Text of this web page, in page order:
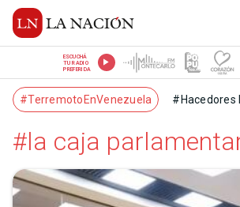
ESCUCHÁ
TU RADIO
PREFERIDA
#TerremotoEnVenezuela #Hacedores
#la caja